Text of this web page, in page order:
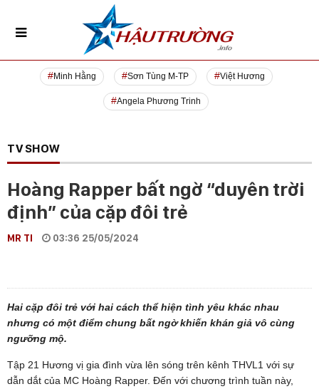
Minh Hằng Sơn Tùng M-TP Việt Hương
Angela Phương Trinh
TV SHOW
Hoàng Rapper bất ngờ “duyên trời
định” của cặp đôi trẻ
MR TI 03:36 25/05/2024
Hai cặp đôi trẻ với hai cách thể hiện tình yêu khác nhau
nhưng có một điểm chung bất ngờ khiến khán giả vô cùng
ngưỡng mộ.
Tập 21 Hương vị gia đình vừa lên sóng trên kênh THVL1 với sự
dẫn dắt của MC Hoàng Rapper. Đến với chương trình tuần này,